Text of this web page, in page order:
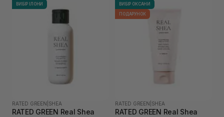
ВИБІР ІЛОНИ
RATED GREEN SHEA
RATED GREEN Real Shea
ВИБІР ОКСАНИ
ПОДАРУНОК
RATED GREEN SHEA
RATED GREEN Real Shea